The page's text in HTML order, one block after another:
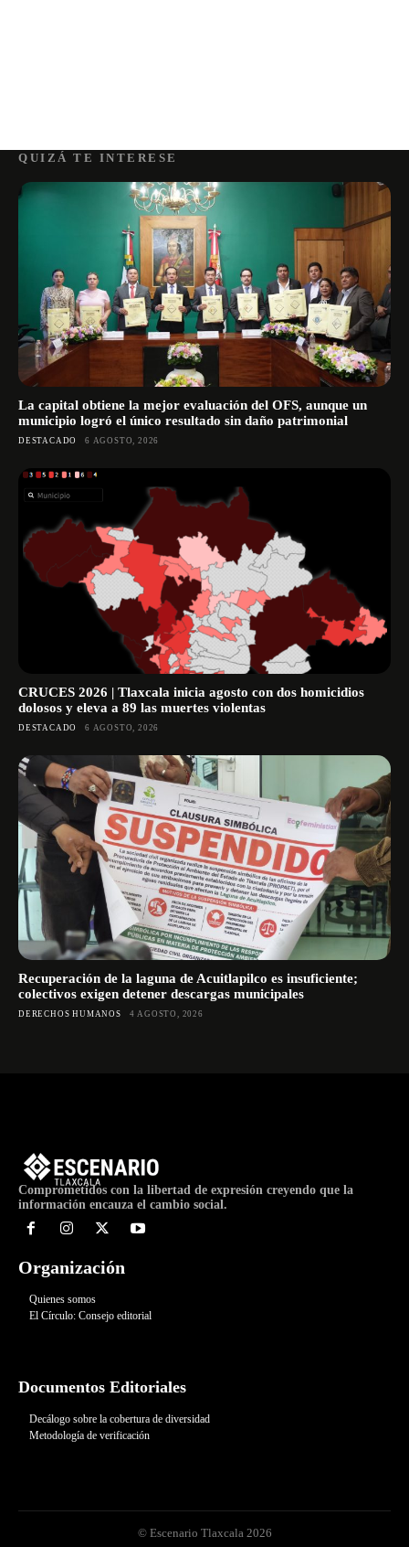
QUIZÁ TE INTERESE
La capital obtiene la mejor evaluación del OFS, aunque un
municipio logró el único resultado sin daño patrimonial
DESTACADO 6 AGOSTO, 2026
CRUCES 2026 | Tlaxcala inicia agosto con dos homicidios
dolosos y eleva a 89 las muertes violentas
DESTACADO 6 AGOSTO, 2026
Recuperación de la laguna de Acuitlapilco es insuficiente;
colectivos exigen detener descargas municipales
DERECHOS HUMANOS 4 AGOSTO, 2026
Comprometidos con la libertad de expresión creyendo que la
información encauza el cambio social.
Organización
Quienes somos
El Círculo: Consejo editorial
Documentos Editoriales
Decálogo sobre la cobertura de diversidad
Metodología de verificación
© Escenario Tlaxcala 2026